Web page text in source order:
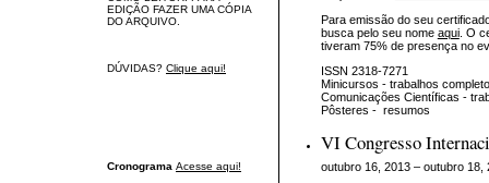
EDIÇÃO FAZER UMA CÓPIA
DO ARQUIVO.
DÚVIDAS? Clique aqui!
Cronograma Acesse aqui!
Para emissão do seu
busca pelo seu nome aqui. O
tiveram 75% de presença no
ISSN 2318-7271
Minicursos - trabalhos
Comunicações Científicas -
Pôsteres - resumos
VI Congresso
outubro 16, 2013 – outubro 18,